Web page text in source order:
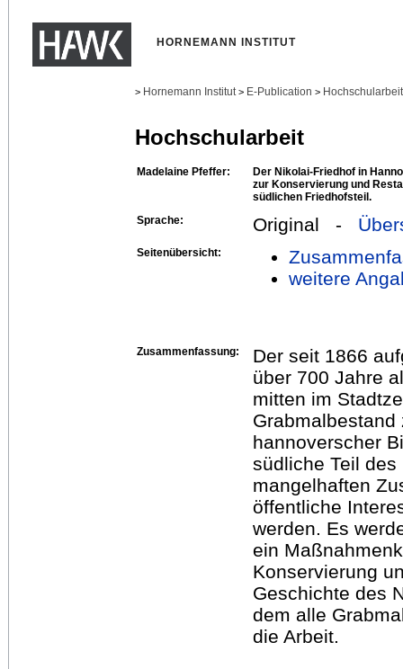
HORNEMANN INSTITUT
> Hornemann Institut > E-Publication >
Hochschularbeit
Madelaine Pfeffer:
Der Nikolai-Friedhof in
zur Konservierung und
südlichen Friedhofsteil.
Sprache:
Original -
Seitenübersicht:
weitere
Zusammenfassung:
Der seit 1866
über 700 Jahre
mitten im
hannoverscher
südliche Teil
mangelhaften
öffentliche
werden. Es
ein
Konservierung
Geschichte des
dem alle
die Arbeit.